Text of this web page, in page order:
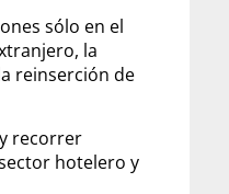
sólo en el
la
reinserción de
recorrer
hotelero y